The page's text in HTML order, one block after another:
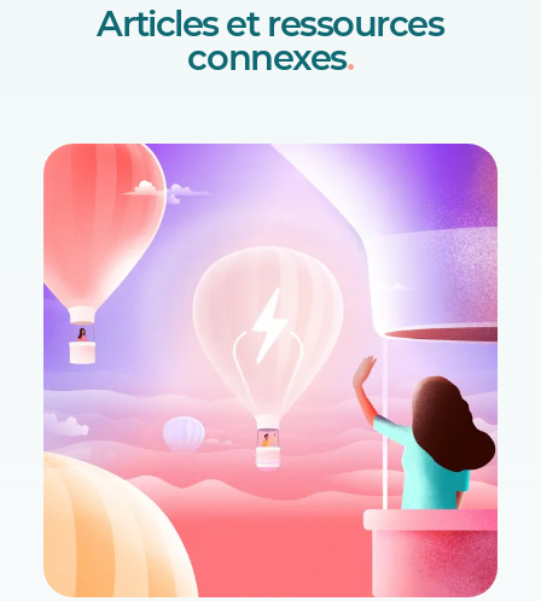
Articles et ressources
connexes.